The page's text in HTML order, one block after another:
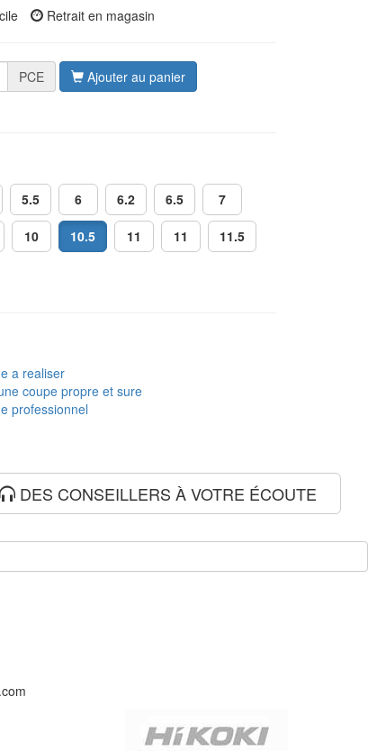
Retrait en magasin
PCE Ajouter au panier
5.5 6 6.2 6.5 7
10 10.5 11 11 11.5
a realiser
coupe propre et sure
professionnel
DES CONSEILLERS À VOTRE ÉCOUTE